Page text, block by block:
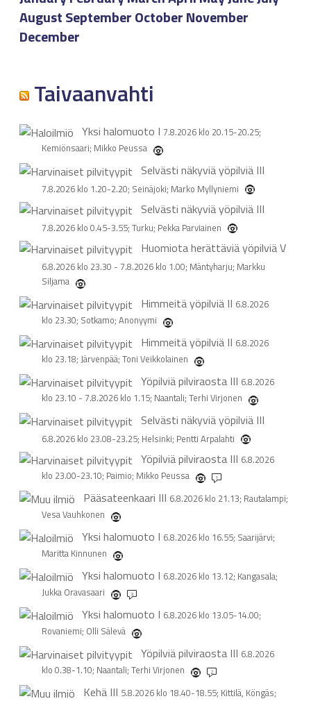
AugustSeptemberOctoberNovember
December
Taivaanvahti
Yksi halomuoto I 7.8.2026 klo 20.15-20.25;
Kemiönsaari; Mikko Peussa
Selvästi näkyviä yöpilviä III
7.8.2026 klo 1.20-2.20; Seinäjoki; Marko Myllyniemi
Selvästi näkyviä yöpilviä III
7.8.2026 klo 0.45-3.55; Turku; Pekka Parviainen
Huomiota herättäviä yöpilviäV
6.8.2026 klo 23.30 - 7.8.2026 klo 1.00; Mäntyharju; Markku
Siljama
Himmeitä yöpilviä II 6.8.2026
klo 23.30; Sotkamo; Anonyymi
Himmeitä yöpilviä II 6.8.2026
klo 23.18; Järvenpää; Toni Veikkolainen
Yöpilviä pilviraosta III 6.8.2026
klo 23.10 - 7.8.2026 klo 1.15; Naantali; Terhi Virjonen
Selvästi näkyviä yöpilviä III
6.8.2026 klo 23.08-23.25; Helsinki; Pentti Arpalahti
Yöpilviä pilviraosta III 6.8.2026
klo 23.00-23.10; Paimio; Mikko Peussa 1
Pääsateenkaari III 6.8.2026 klo 21.13; Rautalampi;
Vesa Vauhkonen
Yksi halomuoto I 6.8.2026 klo 16.55; Saarijärvi;
Maritta Kinnunen
Yksi halomuoto I 6.8.2026 klo 13.12; Kangasala;
Jukka Oravasaari 3
Yksi halomuoto I 6.8.2026 klo 13.05-14.00;
Rovaniemi; Olli Sälevä
Yöpilviä pilviraosta III 6.8.2026
klo 0.38-1.10; Naantali; Terhi Virjonen 2
Kehä III 5.8.2026 klo 18.40-18.55; Kittilä, Köngäs;